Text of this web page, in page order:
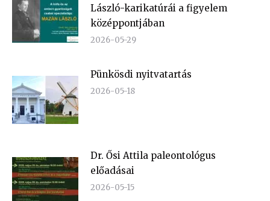
László-karikatúrái a figyelem
középpontjában
2026-05-29
Pünkösdi nyitvatartás
2026-05-18
Dr. Ősi Attila paleontológus
előadásai
2026-05-15